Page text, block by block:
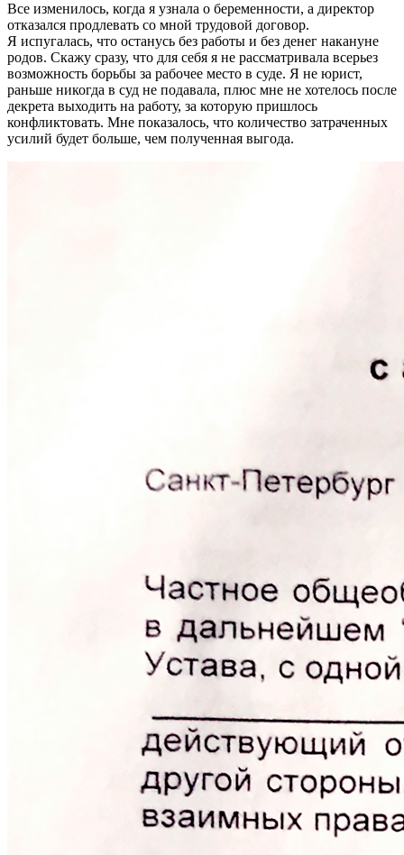
Все изменилось, когда я узнала о беременности, а директор
отказался продлевать со мной трудовой договор.
Я испугалась, что останусь без работы и без денег накануне
родов. Скажу сразу, что для себя я не рассматривала всерьез
возможность борьбы за рабочее место в суде. Я не юрист,
раньше никогда в суд не подавала, плюс мне не хотелось после
декрета выходить на работу, за которую пришлось
конфликтовать. Мне показалось, что количество затраченных
усилий будет больше, чем полученная выгода.